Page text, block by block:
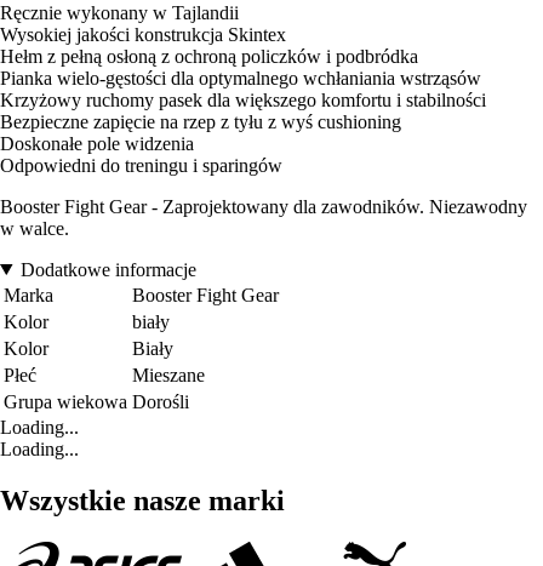
Ręcznie wykonany w Tajlandii
Wysokiej jakości konstrukcja Skintex
Hełm z pełną osłoną z ochroną policzków i podbródka
Pianka wielo-gęstości dla optymalnego wchłaniania wstrząsów
Krzyżowy ruchomy pasek dla większego komfortu i stabilności
Bezpieczne zapięcie na rzep z tyłu z wyś cushioning
Doskonałe pole widzenia
Odpowiedni do treningu i sparingów
Booster Fight Gear - Zaprojektowany dla zawodników. Niezawodny
w walce.
Dodatkowe informacje
Marka
Booster Fight Gear
Kolor
biały
Kolor
Biały
Płeć
Mieszane
Grupa wiekowa Dorośli
Loading...
Loading...
Wszystkie nasze marki